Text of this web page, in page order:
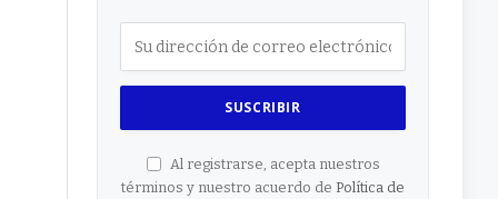
Al registrarse, acepta nuestros
términos y nuestro acuerdo de Política de